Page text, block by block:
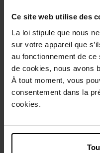
Ce site web utilise des
La loi stipule que nous
sur votre appareil que
au fonctionnement de
de cookies, nous avons
À tout moment, vous
consentement dans la
cookies.
Beschrijving
Gebruiksadvies
Karakteristieken
Beleid